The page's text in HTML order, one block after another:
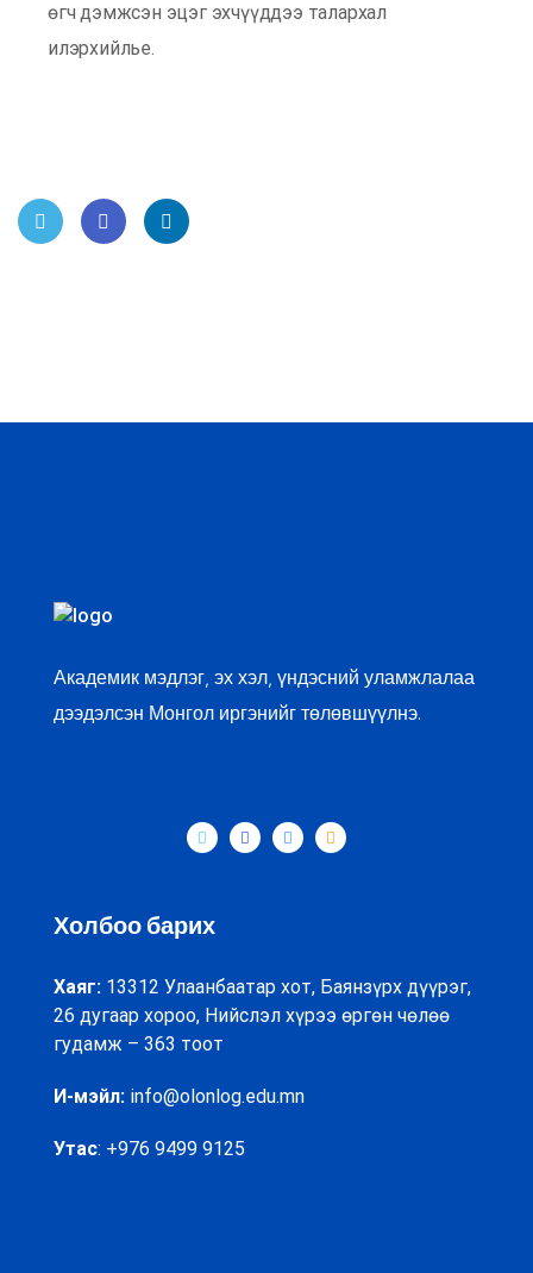
өгч дэмжсэн эцэг эхчүүддээ талархал
илэрхийлье.
Академик мэдлэг, эх хэл, үндэсний уламжлалаа
дээдэлсэн Монгол иргэнийг төлөвшүүлнэ.
Холбоо барих
Хаяг: 13312 Улаанбаатар хот, Баянзүрх дүүрэг,
26 дугаар хороо, Нийслэл хүрээ өргөн чөлөө
гудамж – 363 тоот
И-мэйл: info@olonlog.edu.mn
Утас: +976 9499 9125